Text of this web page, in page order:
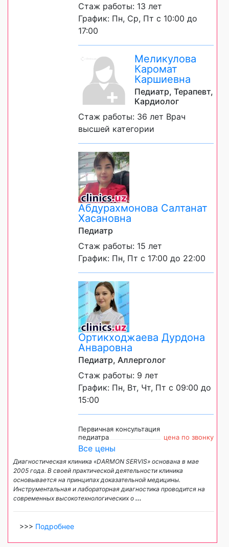
Стаж работы: 13 лет
График: Пн, Ср, Пт с 10:00 до
17:00
Меликулова
Каромат
Каршиевна
Педиатр, Терапевт,
Кардиолог
Стаж работы: 36 лет Врач
высшей категории
Абдурахмонова Салтанат
Хасановна
Педиатр
Стаж работы: 15 лет
График: Пн, Пт с 17:00 до 22:00
Ортикходжаева Дурдона
Анваровна
Педиатр, Аллерголог
Стаж работы: 9 лет
График: Пн, Вт, Чт, Пт с 09:00 до
15:00
Первичная консультация
педиатра
цена по звонку
Все цены
Диагностическая клиника «DARMON SERVIS» основана в мае
2005 года. В своей практической деятельности клиника
основывается на принципах доказательной медицины.
Инструментальная и лабораторная диагностика проводится на
современных высокотехнологических о ...
>>> Подробнее